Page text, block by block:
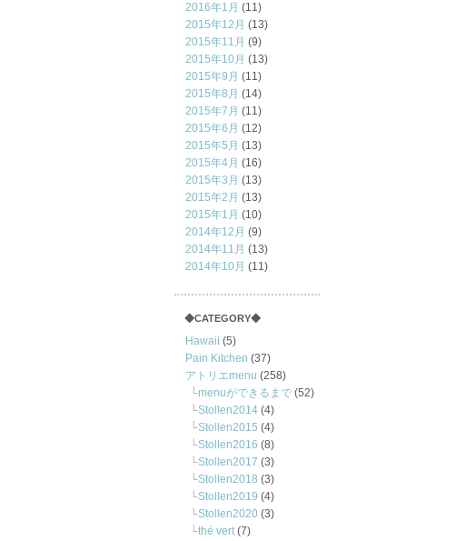
2016年1月 (11)
2015年12月 (13)
2015年11月 (9)
2015年10月 (13)
2015年9月 (11)
2015年8月 (14)
2015年7月 (11)
2015年6月 (12)
2015年5月 (13)
2015年4月 (16)
2015年3月 (13)
2015年2月 (13)
2015年1月 (10)
2014年12月 (9)
2014年11月 (13)
2014年10月 (11)
◆CATEGORY◆
Hawaii (5)
Pain Kitchen (37)
アトリエmenu (258)
menuができるまで (52)
Stollen2014 (4)
Stollen2015 (4)
Stollen2016 (8)
Stollen2017 (3)
Stollen2018 (3)
Stollen2019 (4)
Stollen2020 (3)
thé vert(7)